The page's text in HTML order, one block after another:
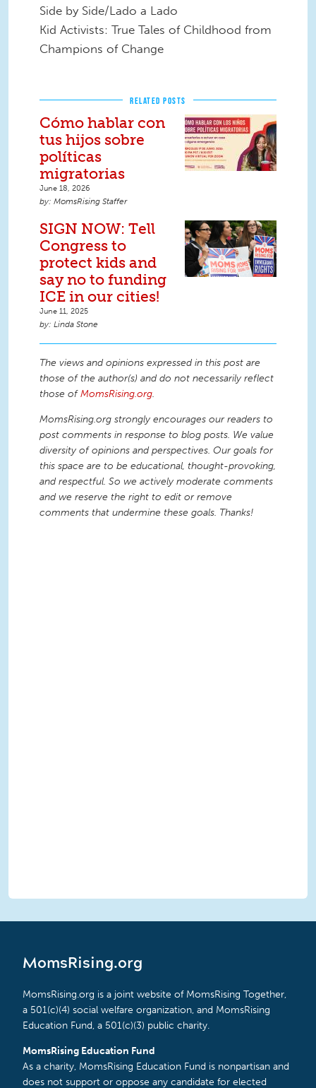
Side by Side/Lado a Lado
Kid Activists: True Tales of Childhood from
Champions of Change
RELATED POSTS
Cómo hablar con
tus hijos sobre
políticas
migratorias
June 18, 2026
MomsRising Staffer
SIGN NOW: Tell
Congress to
protect kids and
say no to funding
ICE in our cities!
June 11, 2025
Linda Stone
The views and opinions expressed in this post are
those of the author(s) and do not necessarily reflect
those ofMomsRising.org.
MomsRising.org strongly encourages our readers to
post comments in response to blog posts. We value
diversity of opinions and perspectives. Our goals for
this space are to be educational, thought-provoking,
and respectful. So we actively moderate comments
and we reserve the right to edit or remove
comments that undermine these goals. Thanks!
MomsRising.org
MomsRising.org is a joint website of MomsRising Together,
a 501(c)(4) social welfare organization, and MomsRising
Education Fund, a 501(c)(3) public charity.
MomsRising Education Fund
As a charity, MomsRising Education Fund is nonpartisan and
does not support or oppose any candidate for elected